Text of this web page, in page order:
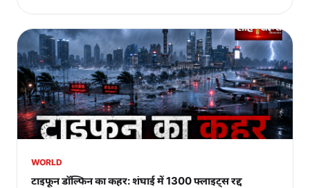
WORLD
टाइफून डॉल्फिन का कहर: शंघाई में 1300 फ्लाइट्स रद्द